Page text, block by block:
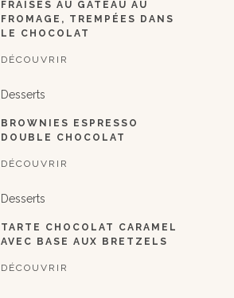
FRAISES AU GÂTEAU AU
FROMAGE, TREMPÉES DANS
LE CHOCOLAT
DÉCOUVRIR
Desserts
BROWNIES ESPRESSO
DOUBLE CHOCOLAT
DÉCOUVRIR
Desserts
TARTE CHOCOLAT CARAMEL
AVEC BASE AUX BRETZELS
DÉCOUVRIR